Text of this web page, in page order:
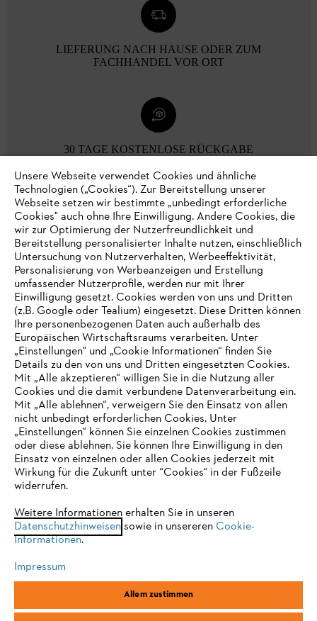
LIEFERUNG NACH HAUSE ODER ZUM
FACHHANDEL VOR ORT
30 TAGE KOSTENLOSE RÜCKGABE
Zahlungsmöglichkeiten
Unternehmen
Online Shop
Service
Allgemeine Geschäftsbedingungen
Impressum Cookies Rechtliche Informationen
IHR BROWSER WIRD NICHT
UNTERSTÜTZT
eine optimale Nutzung unserer Seite empfehlen wir Ihnen, zu
einem der folgenden Browser zu wechseln:
Firefox Chrome
Unsere Webseite verwendet Cookies und ähnliche
Technologien („Cookies“). Zur Bereitstellung unserer
Webseite setzen wir bestimmte „unbedingt erforderliche
Cookies" auch ohne Ihre Einwilligung. Andere Cookies, die
wir zur Optimierung der Nutzerfreundlichkeit und
Bereitstellung personalisierter Inhalte nutzen, einschließlich
Untersuchung von Nutzerverhalten, Werbeeffektivität,
Personalisierung von Werbeanzeigen und Erstellung
umfassender Nutzerprofile, werden nur mit Ihrer
Einwilligung gesetzt. Cookies werden von uns und Dritten
(z.B. Google oder Tealium) eingesetzt. Diese Dritten können
Ihre personenbezogenen Daten auch außerhalb des
Europäischen Wirtschaftsraums verarbeiten. Unter
„Einstellungen" und „Cookie Informationen“ finden Sie
Details zu den von uns und Dritten eingesetzten Cookies.
Mit „Alle akzeptieren“ willigen Sie in die Nutzung aller
Cookies und die damit verbundene Datenverarbeitung ein.
Mit „Alle ablehnen“, verweigern Sie den Einsatz von allen
nicht unbedingt erforderlichen Cookies. Unter
„Einstellungen“ können Sie einzelnen Cookies zustimmen
oder diese ablehnen. Sie können Ihre Einwilligung in den
Einsatz von einzelnen oder allen Cookies jederzeit mit
Wirkung für die Zukunft unter “Cookies“ in der Fußzeile
widerrufen.
Weitere Informationen erhalten Sie in unseren
Datenschutzhinweisensowie in unsereren Cookie-
Informationen.
Impressum
Allem zustimmen